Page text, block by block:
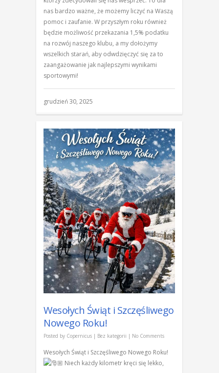
nas bardzo ważne, że możemy liczyć na Waszą
pomoc i zaufanie. W przyszłym roku również
będzie możliwość przekazania 1,5% podatku
na rozwój naszego klubu, a my dołożymy
wszelkich starań, aby odwdzięczyć się za to
zaangażowanie jak najlepszymi wynikami
sportowymi!
grudzień 30, 2025
Wesołych Świąt i Szczęśliwego
Nowego Roku!
Posted by Copernicus | Bez kategorii | No Comments
Wesołych Świąt i Szczęśliwego Nowego Roku!
Niech każdy kilometr kręci się lekko,